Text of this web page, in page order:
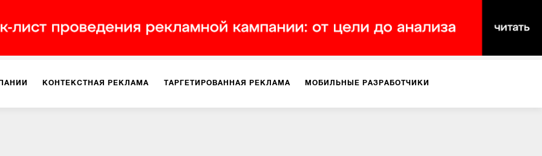
КОНТЕКСТНАЯ РЕКЛАМА ТАРГЕТИРОВАННАЯ РЕКЛАМА МОБИЛЬНЫЕ РАЗРАБОТЧИКИ